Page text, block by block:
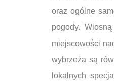
oraz ogólne
pogody.
miejscowości
wybrzeża są
lokalnych